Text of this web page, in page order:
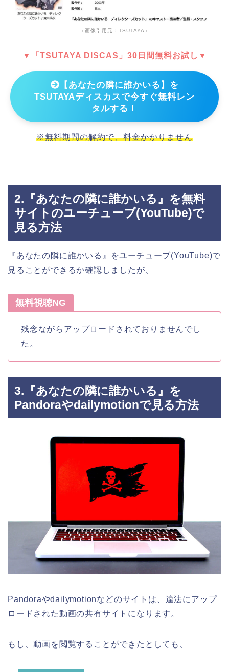
（画像引用元：TSUTAYA）
▼「TSUTAYA DISCAS」30日間無料お試し▼
【あなたの隣に誰かいる】を
TSUTAYAディスカスで今すぐ無料レン
タルする！
※無料期間の解約で、料金かかりません
2.『あなたの隣に誰かいる』を無料
サイトのユーチューブ(YouTube)で
見る方法
『あなたの隣に誰かいる』をユーチューブ(YouTube)で
見ることができるか確認しましたが、
無料視聴NG
残念ながらアップロードされておりませんでし
た。
3.『あなたの隣に誰かいる』を
Pandoraやdailymotionで見る方法
Pandoraやdailymotionなどのサイトは、違法にアップ
ロードされた動画の共有サイトになります。
もし、動画を閲覧することができたとしても、